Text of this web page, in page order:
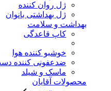
ژل روان کننده
ژل بهداشتی بانوان
بهداشت و سلامت
کاپ قاعدگی
خوشبو کننده هوا
ضدعفونی کننده
ماسک و شیلد
محصولات آقایان